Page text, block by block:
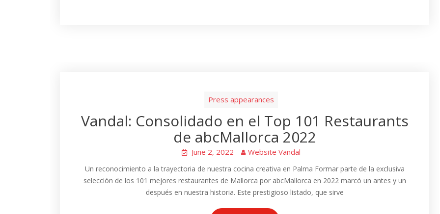
Press appearances
Vandal: Consolidado en el Top 101 Restaurants
de abcMallorca 2022
June 2, 2022 Website Vandal
Un reconocimiento a la trayectoria de nuestra cocina creativa en Palma Formar parte de la exclusiva
selección de los 101 mejores restaurantes de Mallorca por abcMallorca en 2022 marcó un antes y un
después en nuestra historia. Este prestigioso listado, que sirve